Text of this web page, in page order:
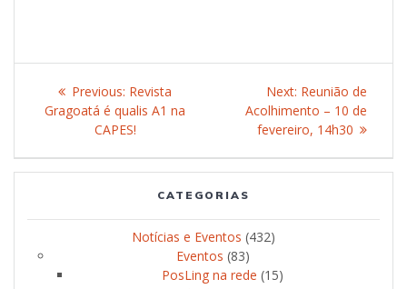
Post
navigation
Previous: Previous
post:
Revista
Gragoatá é qualis A1 na
CAPES!
Next: Next
post:
Reunião de
Acolhimento – 10 de
fevereiro, 14h30
CATEGORIAS
Notícias e Eventos (432)
Eventos (83)
PosLing na rede (15)